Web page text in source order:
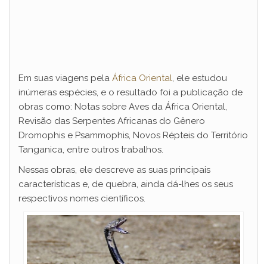
Em suas viagens pela África Oriental, ele estudou
inúmeras espécies, e o resultado foi a publicação de
obras como: Notas sobre Aves da África Oriental,
Revisão das Serpentes Africanas do Gênero
Dromophis e Psammophis, Novos Répteis do Território
Tanganica, entre outros trabalhos.
Nessas obras, ele descreve as suas principais
características e, de quebra, ainda dá-lhes os seus
respectivos nomes científicos.